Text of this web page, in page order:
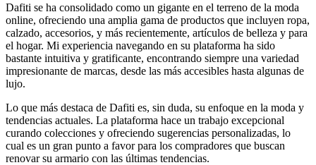
Dafiti se ha consolidado como un gigante en el terreno de la moda
online, ofreciendo una amplia gama de productos que incluyen ropa,
calzado, accesorios, y más recientemente, artículos de belleza y para
el hogar. Mi experiencia navegando en su plataforma ha sido
bastante intuitiva y gratificante, encontrando siempre una variedad
impresionante de marcas, desde las más accesibles hasta algunas de
lujo.
Lo que más destaca de Dafiti es, sin duda, su enfoque en la moda y
tendencias actuales. La plataforma hace un trabajo excepcional
curando colecciones y ofreciendo sugerencias personalizadas, lo
cual es un gran punto a favor para los compradores que buscan
renovar su armario con las últimas tendencias.